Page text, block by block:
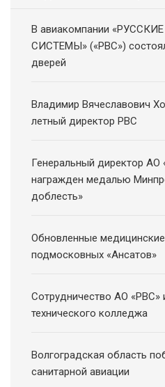
В авиакомпании
СИСТЕМЫ» («РВС»)
дверей
Владимир Вячеславович
летный директор РВС
Генеральный директор АО
награжден медалью
доблесть»
Обновленные
подмосковных «Ансатов»
Сотрудничество АО «РВС»
технического колледжа
Волгоградская область
санитарной авиации